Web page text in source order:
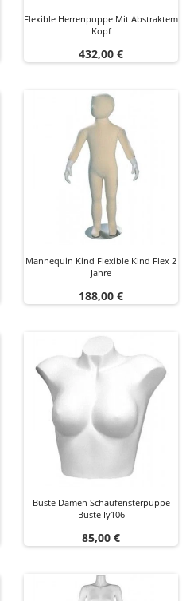
Flexible Herrenpuppe Mit Abstraktem
Kopf
Preis
432,00 €
Mannequin Kind Flexible Kind Flex 2
Jahre
Preis
188,00 €
Büste Damen Schaufensterpuppe
Buste Iy106
Preis
85,00 €